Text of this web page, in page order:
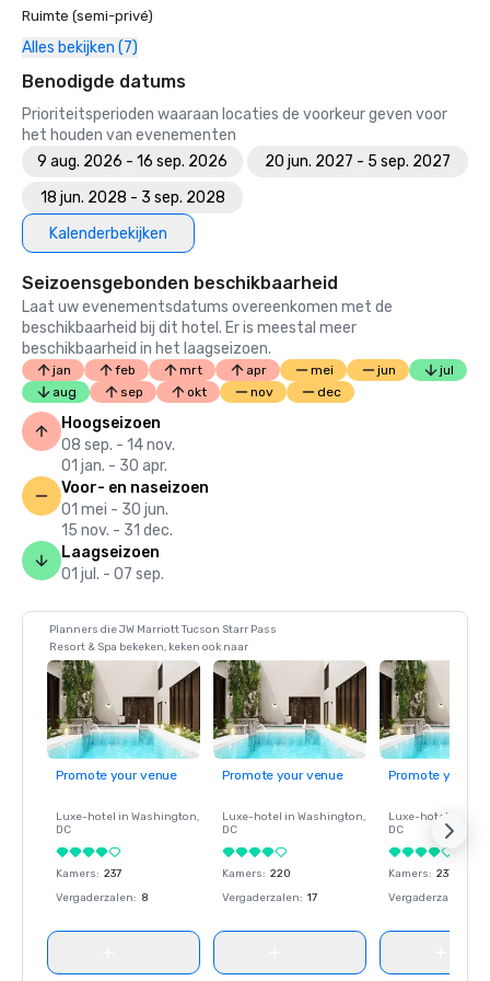
Ruimte (semi-privé)
Alles bekijken (7)
Benodigde datums
Prioriteitsperioden waaraan locaties de voorkeur geven voor
het houden van evenementen
9 aug. 2026 - 16 sep. 2026
20 jun. 2027 - 5 sep. 2027
18 jun. 2028 - 3 sep. 2028
Kalenderbekijken
Seizoensgebonden beschikbaarheid
Laat uw evenementsdatums overeenkomen met de
beschikbaarheid bij dit hotel. Er is meestal meer
beschikbaarheid in het laagseizoen.
jan feb mrt apr mei jun
jul
aug
sep okt nov dec
Hoogseizoen
08 sep. - 14 nov.
01 jan. - 30 apr.
Voor- en naseizoen
01 mei - 30 jun.
15 nov. - 31 dec.
Laagseizoen
01 jul. - 07 sep.
Planners die JW Marriott Tucson Starr Pass
Resort & Spa bekeken, keken ook naar
Promote your venue
Luxe-hotel in Washington,
DC
Kamers: 237
Vergaderzalen: 8
Promote your venue
Luxe-hotel in Washington,
DC
Kamers: 220
Vergaderzalen: 17
Promote your
Luxe-hotel in
DC
Kamers: 237
Vergaderzalen